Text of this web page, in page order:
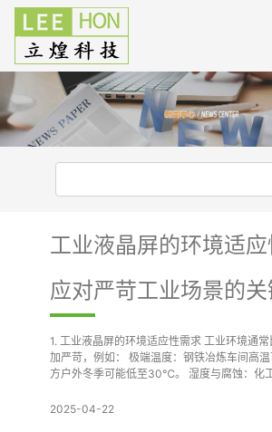
工业液晶屏的环境适
应对严苛工业场景的
1. 工业液晶屏的环境适应性需求 工业环境通
加严苛，例如： 极端温度：钢铁冶炼车间高
方户外冬季可能低至30℃。 湿度与腐蚀：化
2025-04-22